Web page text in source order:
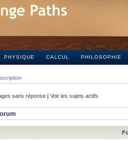
PHYSIQUE CALCUL PHILOSOPHIE
sans réponse | Voir les sujets actifs